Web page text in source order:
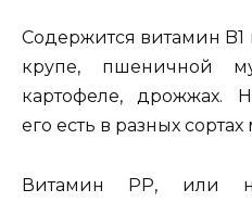
Содержится витамин B1
крупе, пше­ничной
картофеле, дрожжах.
его есть в разных
Витамин PP, или